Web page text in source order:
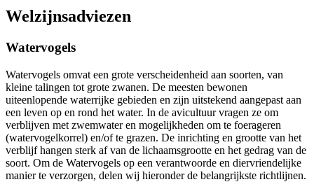
Welzijnsadviezen
Watervogels
Watervogels omvat een grote verscheidenheid aan soorten, van
kleine talingen tot grote zwanen. De meesten bewonen
uiteenlopende waterrijke gebieden en zijn uitstekend aangepast aan
een leven op en rond het water. In de avicultuur vragen ze om
verblijven met zwemwater en mogelijkheden om te foerageren
(watervogelkorrel) en/of te grazen. De inrichting en grootte van het
verblijf hangen sterk af van de lichaamsgrootte en het gedrag van de
soort. Om de Watervogels op een verantwoorde en diervriendelijke
manier te verzorgen, delen wij hieronder de belangrijkste richtlijnen.